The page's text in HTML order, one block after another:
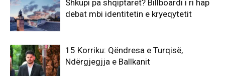
Shkupi pa shqiptarët? Billboardi i ri hap
debat mbi identitetin e kryeqytetit
15 Korriku: Qëndresa e Turqisë,
Ndërgjegjja e Ballkanit